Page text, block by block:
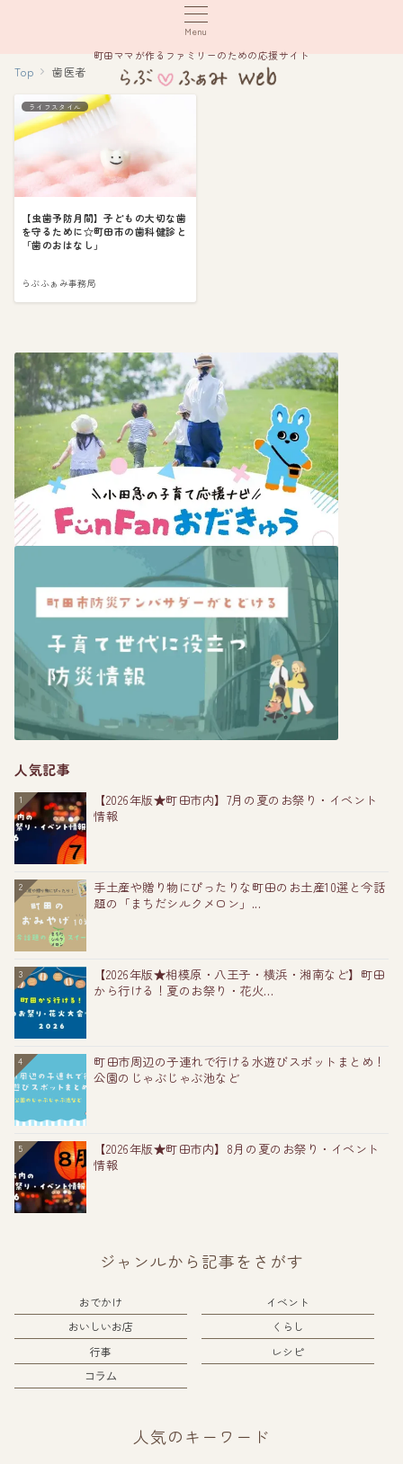
Menu
町田ママが作るファミリーのための応援サイト
Top 歯医者
ライフスタイル
【虫歯予防月間】子どもの大切な歯
を守るために☆町田市の歯科健診と
「歯のおはなし」
らぶふぁみ事務局
人気記事
1
【2026年版★町田市内】7月の夏のお祭り・イベント
情報
2
手土産や贈り物にぴったりな町田のお土産10選と今話
題の「まちだシルクメロン」...
3
【2026年版★相模原・八王子・横浜・湘南など】町田
から行ける！夏のお祭り・花火...
4
町田市周辺の子連れで行ける水遊びスポットまとめ！
公園のじゃぶじゃぶ池など
5
【2026年版★町田市内】8月の夏のお祭り・イベント
情報
ジャンルから記事をさがす
おでかけ
イベント
おいしいお店
くらし
行事
レシピ
コラム
人気のキーワード